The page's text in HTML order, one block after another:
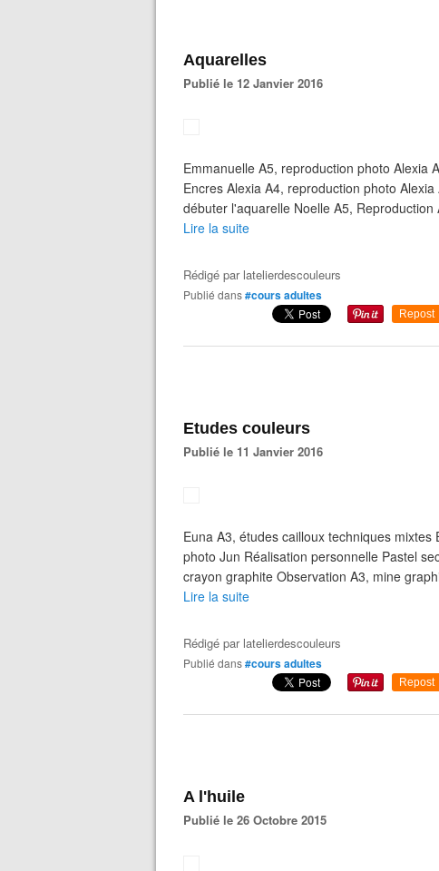
Aquarelles
Publié le 12 Janvier 2016
Emmanuelle A5, reproduction photo Alexia
Encres Alexia A4, reproduction photo
débuter l'aquarelle Noelle A5,
Lire la suite
Rédigé par latelierdescouleurs
Publié dans#cours adultes
Repost
Etudes couleurs
Publié le 11 Janvier 2016
Euna A3, études cailloux techniques
photo Jun Réalisation personnelle Pastel
crayon graphite Observation A3, mine
Lire la suite
Rédigé par latelierdescouleurs
Publié dans#cours adultes
Repost
A l'huile
Publié le 26 Octobre 2015